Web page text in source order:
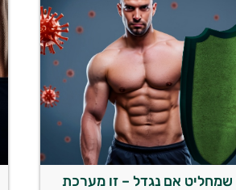
אם נגדל – זו מערכת